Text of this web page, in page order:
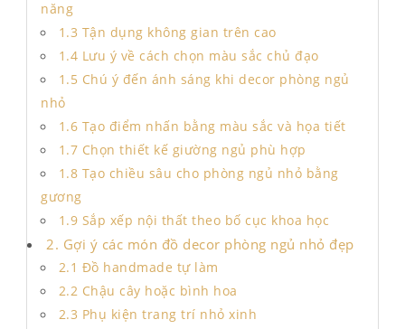
năng
1.3 Tận dụng không gian trên cao
1.4 Lưu ý về cách chọn màu sắc chủ đạo
1.5 Chú ý đến ánh sáng khi decor phòng ngủ
nhỏ
1.6 Tạo điểm nhấn bằng màu sắc và họa tiết
1.7 Chọn thiết kế giường ngủ phù hợp
1.8 Tạo chiều sâu cho phòng ngủ nhỏ bằng
gương
1.9 Sắp xếp nội thất theo bố cục khoa học
2. Gợi ý các món đồ decor phòng ngủ nhỏ đẹp
2.1 Đồ handmade tự làm
2.2 Chậu cây hoặc bình hoa
2.3 Phụ kiện trang trí nhỏ xinh